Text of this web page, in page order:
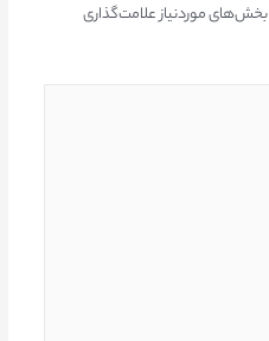
بخش‌های موردنیاز علامت‌گذاری